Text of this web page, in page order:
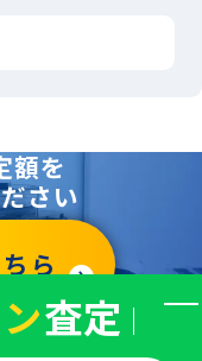
額を
さい
ら
査定